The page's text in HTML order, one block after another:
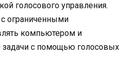
голосового управления.
ограниченными
компьютером и
задачи с помощью голосовых